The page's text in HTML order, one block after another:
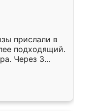
прислали в
подходящий.
Через 3
Остались